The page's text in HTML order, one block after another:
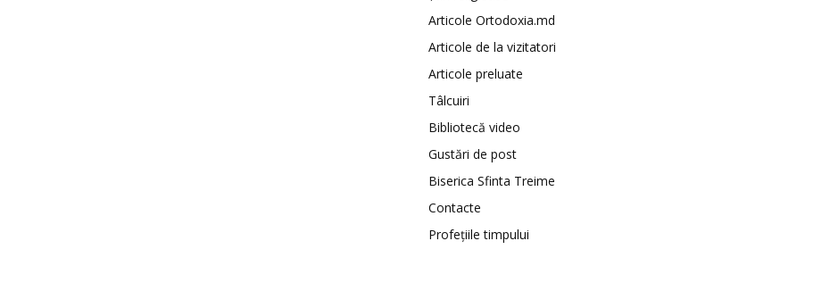
Articole Ortodoxia.md
Articole de la vizitatori
Articole preluate
Tâlcuiri
Bibliotecă video
Gustări de post
Biserica Sfinta Treime
Contacte
Profețiile timpului